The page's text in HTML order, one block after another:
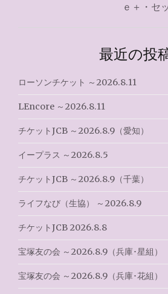
シ
ョ
ン
ｅ＋・セ
最近の投
ローソンチケット ～2026.8.11
LEncore ～2026.8.11
チケットJCB ～2026.8.9（愛知）
イープラス ～2026.8.5
チケットJCB ～2026.8.9（千葉）
ライフなび（生協） ～2026.8.9
チケットJCB 2026.8.8
宝塚友の会 ～2026.8.9（兵庫･星組）
宝塚友の会 ～2026.8.9（兵庫･花組）